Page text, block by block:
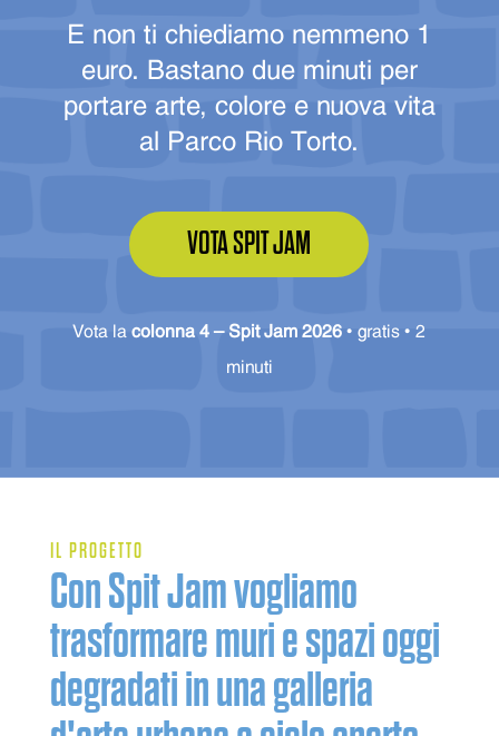
E non ti chiediamo nemmeno 1
euro. Bastano due minuti per
portare arte, colore e nuova vita
al Parco Rio Torto.
VOTA SPIT JAM
Vota lacolonna 4 — Spit Jam 2026 • gratis • 2
minuti
IL PROGETTO
Con Spit Jam vogliamo
trasformare muri e spazi oggi
degradati in una galleria